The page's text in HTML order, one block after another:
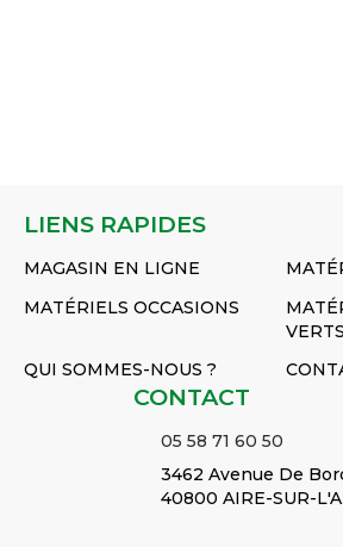
LIENS RAPIDES
MAGASIN EN LIGNE
MATÉRIELS OCCASIONS
VERTS
QUI SOMMES-NOUS ?
CONTACT
05 58 71 60 50
3462 Avenue De
40800 AIRE-SUR-